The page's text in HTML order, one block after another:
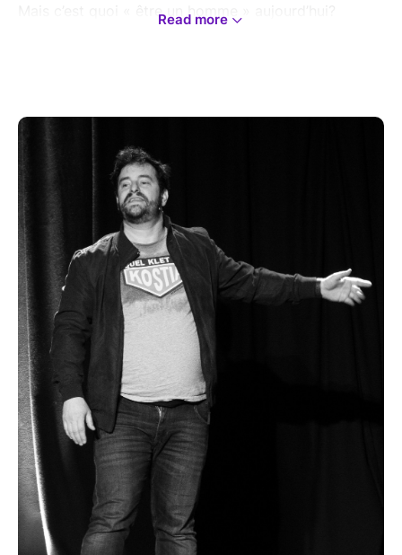
Mais c’est quoi « être un homme » aujourd’hui?
et patriarcat, homme moderne et homme tout court.
Avec sa bonhomie naturelle, ses personnages bien
sentis, un contact public inné et sa capacité à rendre
votre quotidien désopilant.
Artiste belge et attachant, Kostia vous promet un
spectacle qui fait du bien, sur le monde qui l'entoure
et qu'il commence à décrypter.
Un seul en scène ou les hommes se disent « Ah !
C’est moi! » et les femmes « Ah ! Tu vois ! Lui il
commence à comprendre »
Read more